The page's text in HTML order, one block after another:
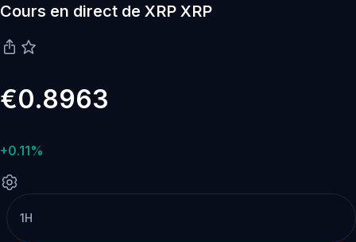
Cours en direct de XRP XRP
€0.8963
+0.11%
1H